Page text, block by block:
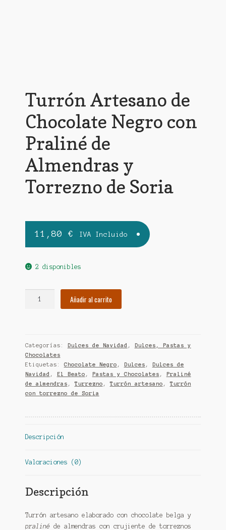
Turrón Artesano de
Chocolate Negro con
Praliné de
Almendras y
Torrezno de Soria
11,80 € IVA Incluido
2 disponibles
de
Almendras
y
de
cantidad
Añadir al carrito
Categorías: Dulces de Navidad , Dulces, Pastas y
Chocolates
Etiquetas: Chocolate Negro , Dulces , Dulces de
Navidad , El Beato , Pastas y Chocolates , Praliné
de almendras ,Turrezno ,Turrón artesano ,Turrón
con torrezno de Soria
Descripción
Valoraciones (0)
Descripción
Turrón artesano elaborado con chocolate belga y
pralinéde almendras con crujiente de torreznos